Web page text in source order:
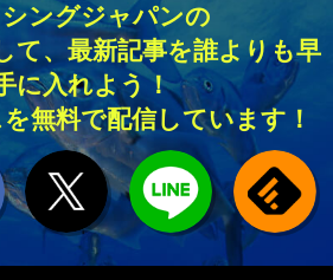
ングジャパンの
て、最新記事を誰よりも早
に入れよう！
無料で配信しています！